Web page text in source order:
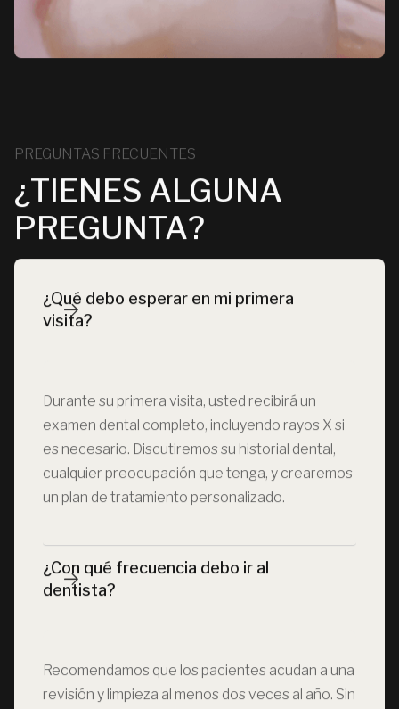
PREGUNTAS FRECUENTES
¿TIENES ALGUNA
PREGUNTA?
¿Qué debo esperar en mi primera
visita?
Durante su primera visita, usted recibirá un
examen dental completo, incluyendo rayos X si
es necesario. Discutiremos su historial dental,
cualquier preocupación que tenga, y crearemos
un plan de tratamiento personalizado.
¿Con qué frecuencia debo ir al
dentista?
Recomendamos que los pacientes acudan a una
revisión y limpieza al menos dos veces al año. Sin